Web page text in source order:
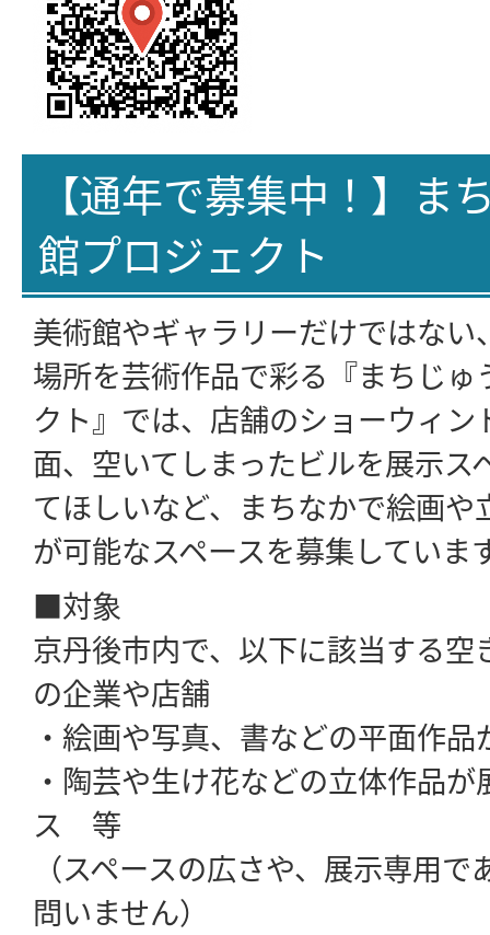
【通年で募集中！】ま
館プロジェクト
美術館やギャラリーだけではな
場所を芸術作品で彩る『まちじ
クト』では、店舗のショーウィ
面、空いてしまったビルを展示ス
てほしいなど、まちなかで絵画
が可能なスペースを募集していま
■対象
京丹後市内で、以下に該当する空
の企業や店舗
・絵画や写真、書などの平面作
・陶芸や生け花などの立体作品
ス 等
（スペースの広さや、展示専用
問いません）